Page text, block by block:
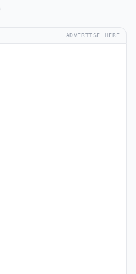
ADVERTISE HERE